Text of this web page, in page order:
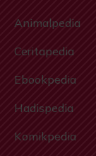
Animalpedia
Ceritapedia
Ebookpedia
Hadispedia
Komikpedia